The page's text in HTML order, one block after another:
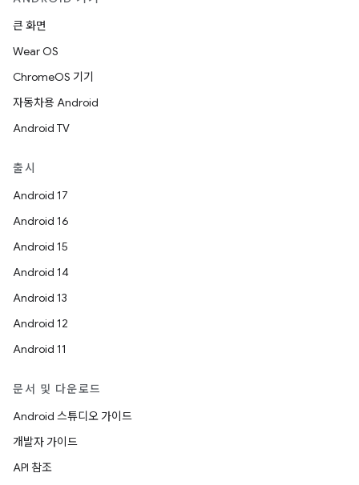
큰 화면
Wear OS
ChromeOS 기기
자동차용 Android
Android TV
출시
Android 17
Android 16
Android 15
Android 14
Android 13
Android 12
Android 11
문서 및 다운로드
Android 스튜디오 가이드
개발자 가이드
API 참조